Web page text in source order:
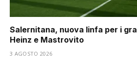
Salernitana, nuova linfa per i
Heinz e Mastrovito
3 AGOSTO 2026